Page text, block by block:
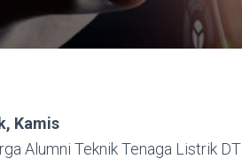
Kamis
Alumni Teknik Tenaga Listrik